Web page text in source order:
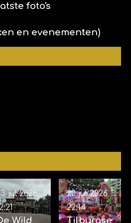
foto's
en evenementen)
Wild
jul 2026
Tilburgse
20 jul 2026
22:14